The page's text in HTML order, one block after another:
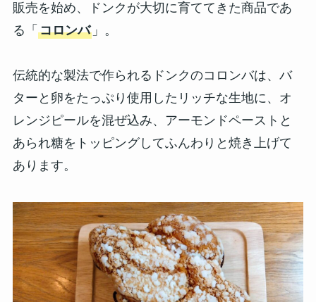
販売を始め、ドンクが大切に育ててきた商品であ
る「 コロンバ」。
伝統的な製法で作られるドンクのコロンバは、バ
ターと卵をたっぷり使用したリッチな生地に、オ
レンジピールを混ぜ込み、アーモンドペーストと
あられ糖をトッピングしてふんわりと焼き上げて
あります。